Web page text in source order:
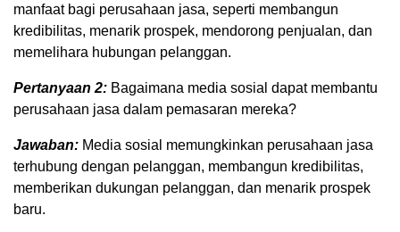
manfaat bagi perusahaan jasa, seperti membangun
kredibilitas, menarik prospek, mendorong penjualan, dan
memelihara hubungan pelanggan.
Pertanyaan 2: Bagaimana media sosial dapat membantu
perusahaan jasa dalam pemasaran mereka?
Jawaban: Media sosial memungkinkan perusahaan jasa
terhubung dengan pelanggan, membangun kredibilitas,
memberikan dukungan pelanggan, dan menarik prospek
baru.